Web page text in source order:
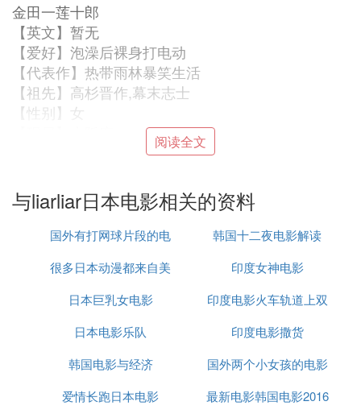
金田一莲十郎
【英文】暂无
【爱好】泡澡后裸身打电动
【代表作】热带雨林暴笑生活
【祖先】高杉晋作,幕末志士
【性别】女
【生日】1980年 （参见浪客剑心阿巴部分）,创建“奇
【经历】 据说曾获得过“赤冢奖”————（有关赤冢
赏,是与手冢赏相对的存在。
是个喜欢泡澡后裸身打电动的女人………………
热带雨林的暴笑生活2
热带雨林的暴笑生活
C. liar日剧百度提取码
1、liar网络网盘资源提取码是2tme，网络云网盘资源
阅读全文
与liarliar日本电影相关的资料
国外有打网球片段的电
影
韩国十二夜电影解读
很多日本动漫都来自美
国电影
印度女神电影
日本巨乳女电影
印度电影火车轨道上双
胞胎弟弟
日本电影乐队
印度电影撒货
韩国电影与经济
国外两个小女孩的电影
爱情长跑日本电影
最新电影韩国电影2016